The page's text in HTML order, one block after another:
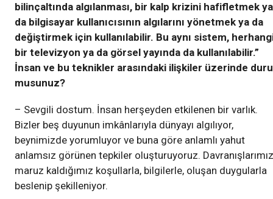
bilinçaltında algılanması, bir kalp krizini hafifletmek ya
da bilgisayar kullanıcısının algılarını yönetmek ya da
değiştirmek için kullanılabilir. Bu aynı sistem,
bir televizyon ya da görsel yayında da kullanılabilir.”
İnsan ve bu teknikler arasındaki ilişkiler üzerinde
musunuz?
– Sevgili dostum. İnsan herşeyden etkilenen bir varlık.
Bizler beş duyunun imkânlarıyla dünyayı algılıyor,
beynimizde yorumluyor ve buna göre anlamlı yahut
anlamsız görünen tepkiler oluşturuyoruz.
maruz kaldığımız koşullarla, bilgilerle, oluşan duygularla
beslenip şekilleniyor.